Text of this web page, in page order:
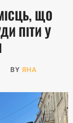
ЩО
ПІТИ У
BY ЯНА